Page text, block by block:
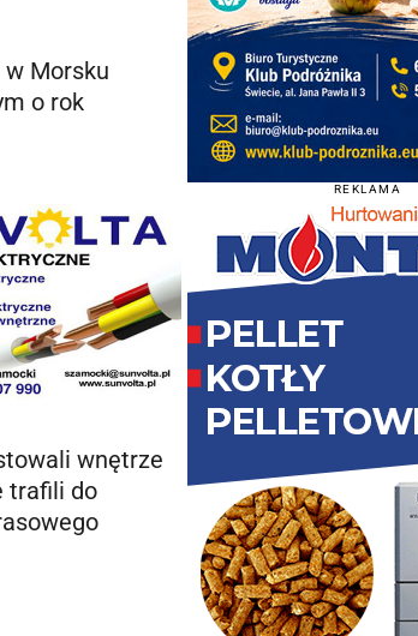
Morsku
o rok
wnętrze
trafili do
REKLAMA